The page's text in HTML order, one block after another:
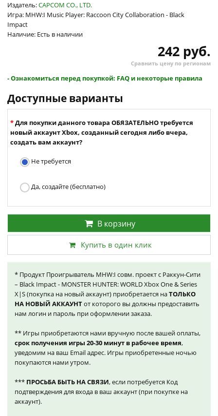
Издатель:CAPCOM CO., LTD.
Игра: MHW:I Music Player: Raccoon City Collaboration - Black
Impact
Наличие: Есть в наличии
242 руб.
Сравнить цену по регионам
- Ознакомиться перед покупкой: FAQ и некоторые правила
Доступные варианты
Для покупки данного товара ОБЯЗАТЕЛЬНО требуется
новый аккаунт Xbox, созданный сегодня либо вчера,
создать вам аккаунт?
Не требуется
Да, создайте (бесплатно)
В корзину
Купить в один клик
* Продукт Проигрыватель MHW:I совм. проект с Раккун-Сити
– Black Impact - MONSTER HUNTER: WORLD Xbox One & Series
X|S (покупка на новый аккаунт) приобретается наТОЛЬКО
НА НОВЫЙ АККАУНТот которого вы должны предоставить
нам логин и пароль при оформлении заказа.
** Игры приобретаются нами вручную после вашей оплаты,
срок получения игры 20-30 минут в рабочее время,
уведомим на ваш Email адрес. Игры приобретенные ночью
покупаются нами утром.
*** ПРОСЬБА БЫТЬ НА СВЯЗИ, если потребуется Код
подтверждения для входа в ваш аккаунт (при покупке на
аккаунт).